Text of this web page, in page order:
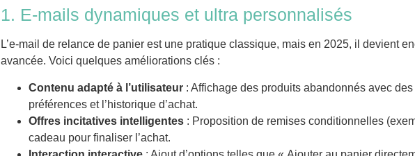
1. E-mails dynamiques et ultra personnalisés
L’e-mail de relance de panier est une pratique classique, mais en 2025, il devient
avancée. Voici quelques améliorations clés :
Contenu adapté à l’utilisateur : Affichage des produits abandonnés avec
préférences et l’historique d’achat.
Offres incitatives intelligentes : Proposition de remises conditionnelles
cadeau pour finaliser l’achat.